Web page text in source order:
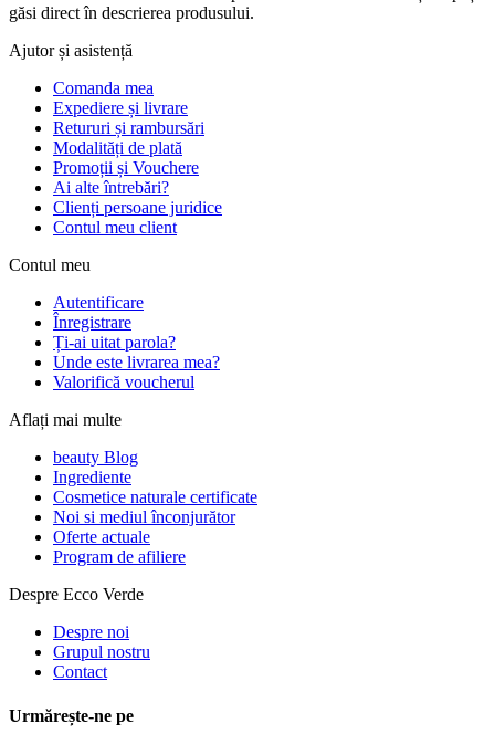
găsi direct în descrierea produsului.
Ajutor și asistență
Comanda mea
Expediere și livrare
Retururi și rambursări
Modalități de plată
Promoții și Vouchere
Ai alte întrebări?
Clienți persoane juridice
Contul meu client
Contul meu
Autentificare
Înregistrare
Ți-ai uitat parola?
Unde este livrarea mea?
Valorifică voucherul
Aflați mai multe
beauty Blog
Ingrediente
Cosmetice naturale certificate
Noi si mediul înconjurător
Oferte actuale
Program de afiliere
Despre Ecco Verde
Despre noi
Grupul nostru
Contact
Urmărește-ne pe